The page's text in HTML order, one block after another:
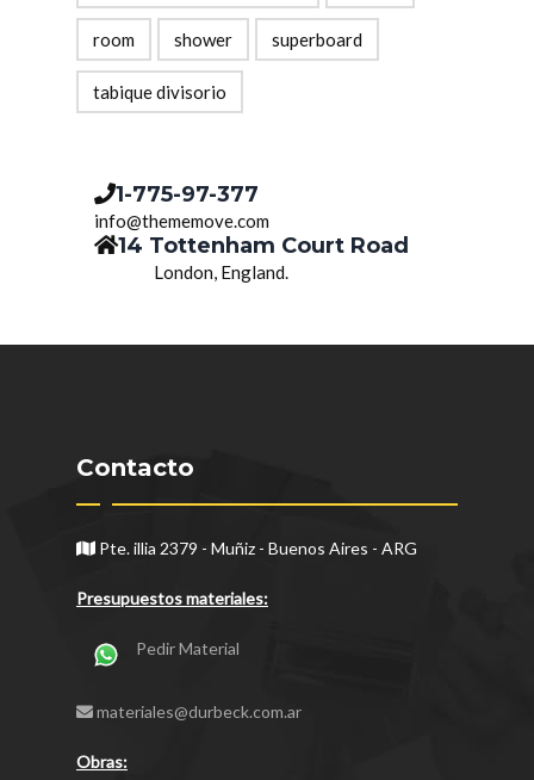
room shower superboard
tabique divisorio
1-775-97-377
info@thememove.com
14 Tottenham Court Road
London, England.
Contacto
Pte. illia 2379 - Muñiz - Buenos Aires - ARG
Presupuestos materiales:
Pedir Material
materiales@durbeck.com.ar
Obras: